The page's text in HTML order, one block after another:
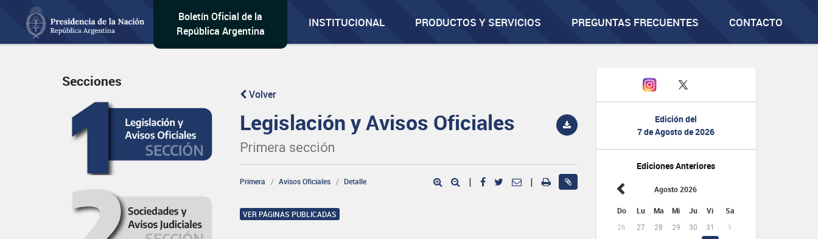
Boletín Oficial de la
República Argentina
INSTITUCIONAL PRODUCTOS Y SERVICIOS PREGUNTAS FRECUENTES CONTACTO
Edición del
7 de Agosto de 2026
Ediciones Anteriores
Agosto 2026
Do Lu Ma Mi Ju Vi Sa
26 27 28 29 30 31
1
Secciones
Volver
Legislación y Avisos Oficiales
Primera sección
Primera Avisos Oficiales Detalle | |
VER PÁGINAS PUBLICADAS